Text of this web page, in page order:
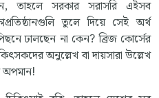
তাহলে সরকার সরাসরি এইসব
তুলে দিয়ে সেই অর্থ
ঢালছেন না কেন? ব্রিজ কোর্সের
অনুল্লেখ বা দায়সারা উল্লেখ
অপমান!